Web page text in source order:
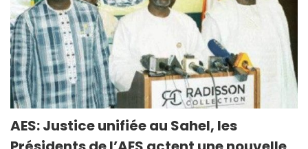
AES: Justice unifiée au Sahel, les